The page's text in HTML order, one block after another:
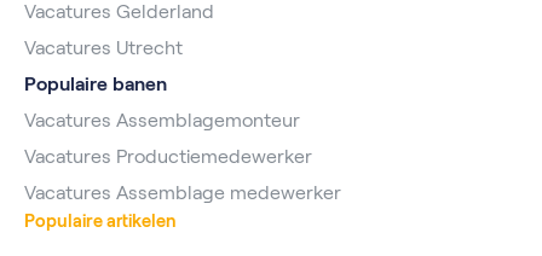
Vacatures Gelderland
Vacatures Utrecht
Populaire banen
Vacatures Assemblagemonteur
Vacatures Productiemedewerker
Vacatures Assemblage medewerker
Populaire artikelen